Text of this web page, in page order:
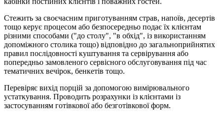
Стежить за своєчасним приготуванням страв, напоїв, десертів
тощо керує процесом або безпосередньо подає їх клієнтам
різними способами ("до столу", "в обхід", із використанням
допоміжного столика тощо) відповідно до загальноприйнятих
правил послідовності куштування та сервірування або
попередньо замовленого сервісного обслуговування під час
тематичних вечірок, бенкетів тощо.
Перевіряє вихід порцій за допомогою вимірювального
устаткування. Проводить розрахунки із клієнтами із
застосуванням готівкової або безготівкової форм.